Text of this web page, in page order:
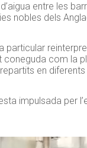
entre les
nobles dels
particular
coneguda com la
en
impulsada per